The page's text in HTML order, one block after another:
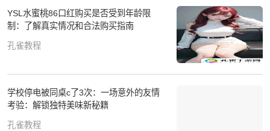
YSL水蜜桃86口红购买是否受到年龄限
制：了解真实情况和合法购买指南
孔雀教程
学校停电被同桌c了3次：一场意外的友情
考验：解锁独特美味新秘籍
孔雀教程